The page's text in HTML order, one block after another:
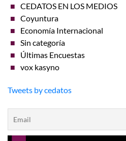
CEDATOS EN LOS MEDIOS
Coyuntura
Economía Internacional
Sin categoría
Últimas Encuestas
vox kasyno
Tweets by cedatos